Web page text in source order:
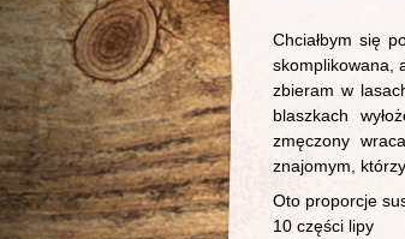
Chciałbym się
skomplikowana,
zbieram w
blaszkach
zmęczony
znajomym,
Oto proporcje
10 części lipy